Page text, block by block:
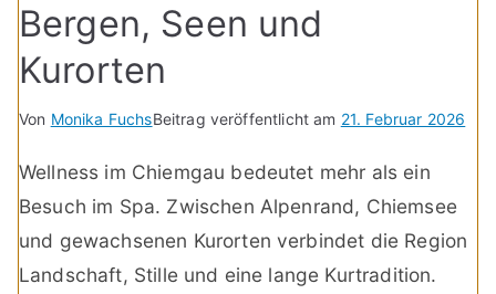
Bergen, Seen und
Kurorten
Von Monika FuchsBeitrag veröffentlicht am 21. Februar 2026
Wellness im Chiemgau bedeutet mehr als ein
Besuch im Spa. Zwischen Alpenrand, Chiemsee
und gewachsenen Kurorten verbindet die Region
Landschaft, Stille und eine lange Kurtradition.